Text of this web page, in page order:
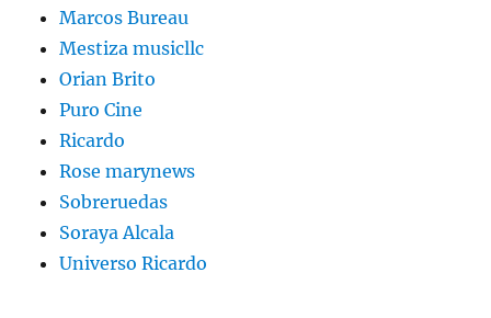
Marcos Bureau
Mestiza musicllc
Orian Brito
Puro Cine
Ricardo
Rose marynews
Sobreruedas
Soraya Alcala
Universo Ricardo